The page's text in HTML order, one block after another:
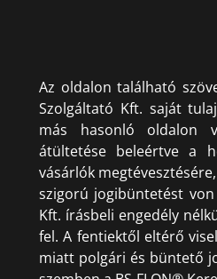
Az oldalon található
Szolgáltató Kft. saját
más hasonló oldalon
átültetése beleértve a
vásárlók
szigorú jogibüntetést von
Kft. írásbeli engedély
fel. A fentiektől eltérő
miatt polgári és büntető